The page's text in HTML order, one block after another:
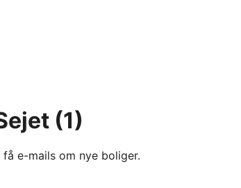
(1)
e-mails om nye boliger.